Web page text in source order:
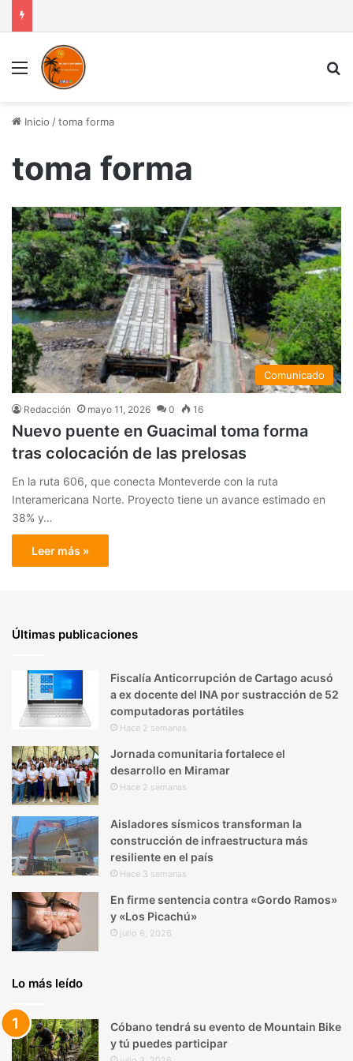
Menú
Inicio /toma forma
toma forma
Comunicado
Redacción mayo 11, 2026 0 16
Nuevo puente en Guacimal toma forma
tras colocación de las prelosas
En la ruta 606, que conecta Monteverde con la ruta
Interamericana Norte. Proyecto tiene un avance estimado en
38% y…
Leer más »
Últimas publicaciones
Fiscalía Anticorrupción de Cartago acusó
a ex docente del INA por sustracción de 52
computadoras portátiles
Hace 2 semanas
Jornada comunitaria fortalece el
desarrollo en Miramar
Hace 2 semanas
Aisladores sísmicos transforman la
construcción de infraestructura más
resiliente en el país
Hace 3 semanas
En firme sentencia contra «Gordo Ramos»
y «Los Picachú»
julio 6, 2026
Lo más leído
Cóbano tendrá su evento de Mountain Bike
y tú puedes participar